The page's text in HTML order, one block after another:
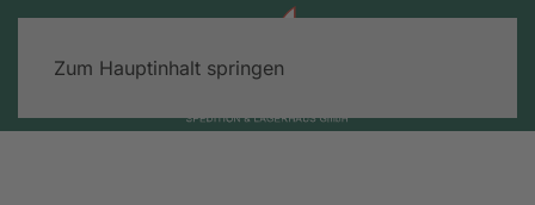
Zum Hauptinhalt springen